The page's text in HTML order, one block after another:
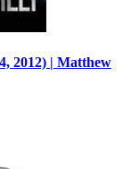
2012) | Matthew